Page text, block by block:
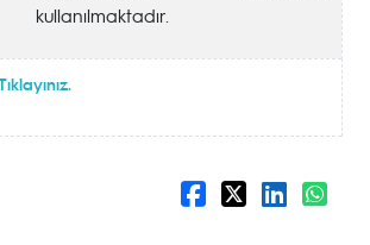
kullanılmaktadır.